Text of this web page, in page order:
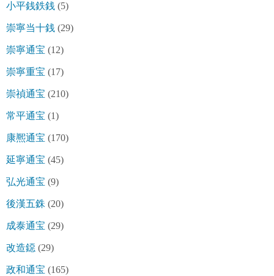
小平銭鉄銭 (5)
崇寧当十銭 (29)
崇寧通宝 (12)
崇寧重宝 (17)
崇禎通宝 (210)
常平通宝 (1)
康熈通宝 (170)
延寧通宝 (45)
弘光通宝 (9)
後漢五銖 (20)
成泰通宝 (29)
改造鐚 (29)
政和通宝 (165)